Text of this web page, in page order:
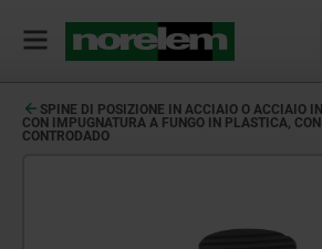
SPINE DI POSIZIONE IN ACCIAIO O ACCIAIO
CON IMPUGNATURA A FUNGO IN PLASTICA,
CONTRODADO